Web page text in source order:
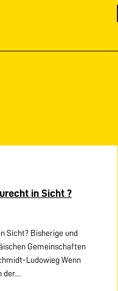
in Sicht ?
Sicht? Bisherige und
Gemeinschaften
Ludowieg Wenn
der…